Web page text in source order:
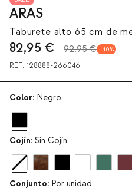
ARAS
Taburete alto 65 cm de
82,95 € 92,95 € 10
REF: 128888-266046
Color: Negro
Cojín: Sin Cojín
Conjunto: Por unidad